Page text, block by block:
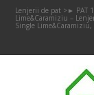
Lenjerii de pat > ► PAT
Lime&Caramiziu –
Single